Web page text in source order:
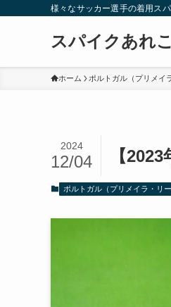
様々なサッカー選手の着用ス
スパイクあれ
ホーム ポルトガル（プリメイ
【
2024
12/04
ポルトガル（プリメイラ・リー